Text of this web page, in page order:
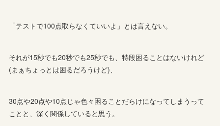
「テストで100点取らなくていいよ」とは言えない。
それが15秒でも20秒でも25秒でも、特段困ることはないけれど
(まぁちょっとは困るだろうけど)、
30点や20点や10点じゃ色々困ることだらけになってしまうって
ことと、深く関係していると思う。